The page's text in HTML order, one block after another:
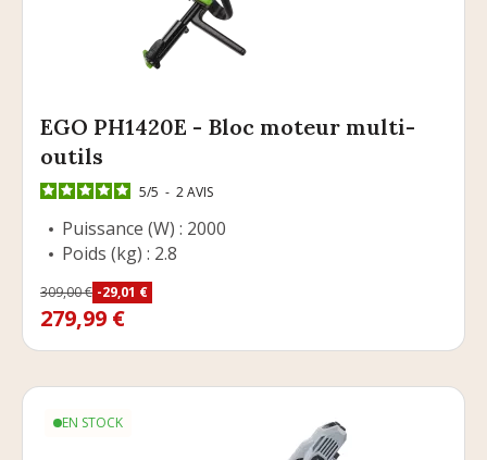
EGO PH1420E - Bloc moteur multi-
outils
5/5 - 2AVIS
Puissance (W) : 2000
Poids (kg) : 2.8
Prix de base
309,00 € -29,01 €
Prix
279,99 €
EN STOCK